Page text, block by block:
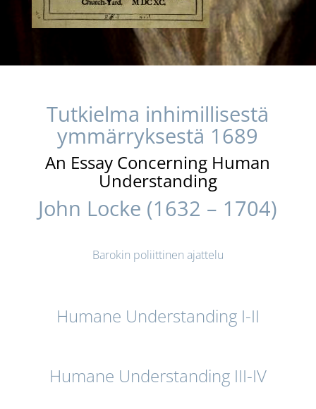
Tutkielma inhimillisestä
ymmärryksestä 1689
An Essay Concerning Human
Understanding
John Locke (1632 – 1704)
Barokin poliittinen ajattelu
Humane Understanding I-II
Humane Understanding III-IV